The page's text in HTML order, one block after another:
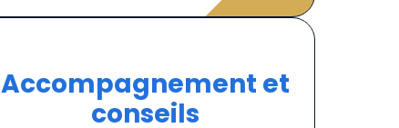
Accompagnement et
conseils